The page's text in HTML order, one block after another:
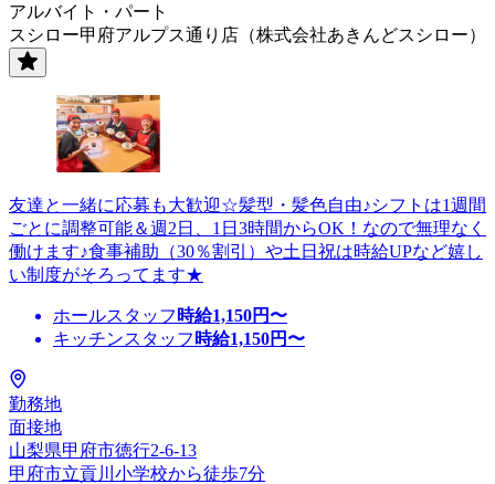
アルバイト・パート
スシロー甲府アルプス通り店（株式会社あきんどスシロー）
友達と一緒に応募も大歓迎☆髪型・髪色自由♪シフトは1週間
ごとに調整可能＆週2日、1日3時間からOK！なので無理なく
働けます♪食事補助（30％割引）や土日祝は時給UPなど嬉し
い制度がそろってます★
ホールスタッフ 時給1,150円〜
キッチンスタッフ 時給1,150円〜
勤務地
面接地
山梨県甲府市徳行2-6-13
甲府市立貢川小学校から徒歩7分